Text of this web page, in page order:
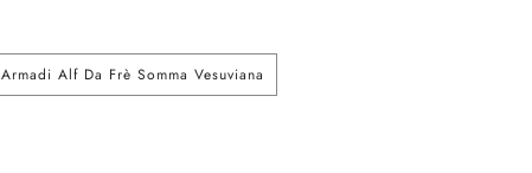
Armadi Alf Da Frè Somma Vesuviana